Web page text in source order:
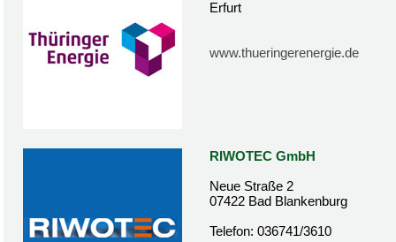
Erfurt
www.thueringerenergie.de
RIWOTEC GmbH
Neue Straße 2
07422 Bad Blankenburg
Telefon: 036741/3610